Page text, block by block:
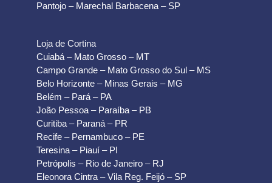
Pantojo – Marechal Barbacena – SP
Loja de Cortina
Cuiabá – Mato Grosso – MT
Campo Grande – Mato Grosso do Sul – MS
Belo Horizonte – Minas Gerais – MG
Belém – Pará – PA
João Pessoa – Paraíba – PB
Curitiba – Paraná – PR
Recife – Pernambuco – PE
Teresina – Piauí – PI
Petrópolis – Rio de Janeiro – RJ
Eleonora Cintra – Vila Reg. Feijó – SP